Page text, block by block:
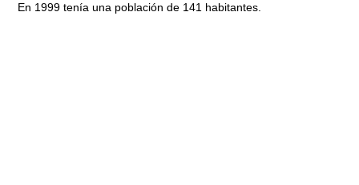
En 1999 tenía una población de 141 habitantes.